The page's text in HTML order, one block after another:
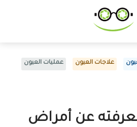
علاجات العيون عمليات العيون
عن أمراض